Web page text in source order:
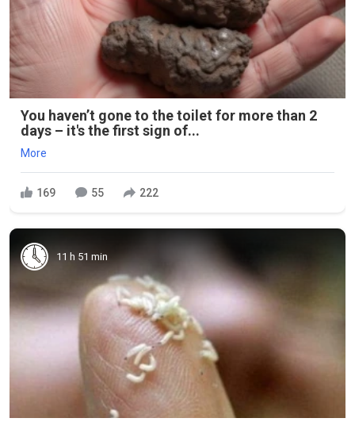
You haven’t gone to the toilet for more than 2
days – it's the first sign of...
More
169 55 222
11 h 51 min